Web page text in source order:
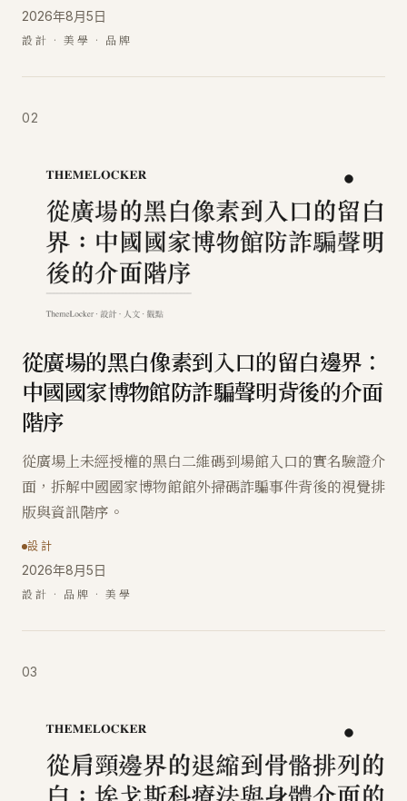
2026年8月5日
設計 · 美學 · 品牌
02
從廣場的黑白像素到入口的留白邊界：
中國國家博物館防詐騙聲明背後的介面
階序
從廣場上未經授權的黑白二維碼到場館入口的實名驗證介
面，拆解中國國家博物館館外掃碼詐騙事件背後的視覺排
版與資訊階序。
設計
2026年8月5日
設計 · 品牌 · 美學
03